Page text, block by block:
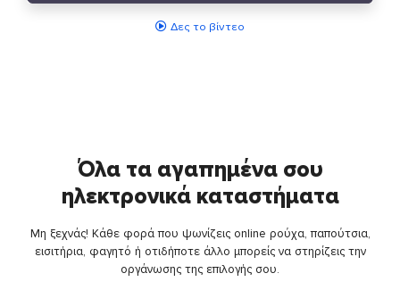
Δες το βίντεο
Όλα τα αγαπημένα σου
ηλεκτρονικά καταστήματα
Μη ξεχνάς! Κάθε φορά που ψωνίζεις online ρούχα, παπούτσια,
εισιτήρια, φαγητό ή οτιδήποτε άλλο μπορείς να στηρίζεις την
οργάνωσης της επιλογής σου.